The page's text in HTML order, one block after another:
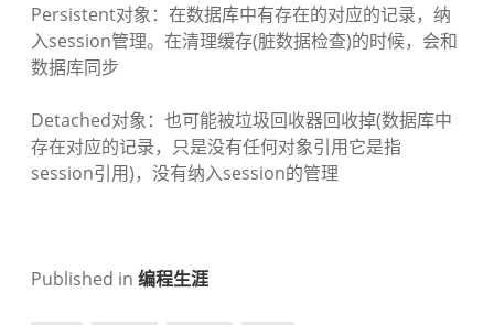
Persistent对象：在数据库中有存在的对应的记录，纳
入session管理。在清理缓存(脏数据检查)的时候，会和
数据库同步
Detached对象：也可能被垃圾回收器回收掉(数据库中
存在对应的记录，只是没有任何对象引用它是指
session引用)，没有纳入session的管理
Published in 编程生涯